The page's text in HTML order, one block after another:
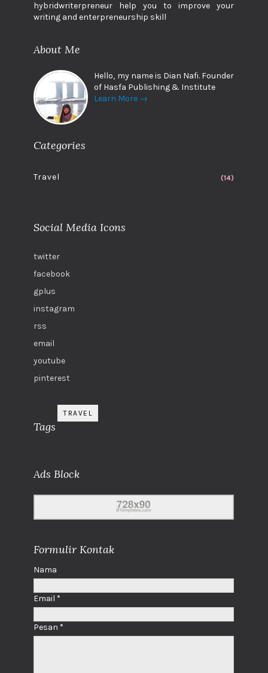
hybridwriterpreneur help you to improve your
writing and enterpreneurship skill
About Me
Hello, my name is Dian Nafi. Founder
of Hasfa Publishing & Institute
Learn More →
Categories
Travel (14)
Social Media Icons
twitter
facebook
gplus
instagram
rss
email
youtube
pinterest
Tags
TRAVEL
Ads Block
Formulir Kontak
Nama
Email *
Pesan *